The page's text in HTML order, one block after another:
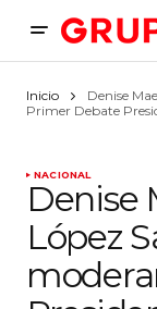
Inicio
Denise
Primer Debate
NACIONAL
Denise
López